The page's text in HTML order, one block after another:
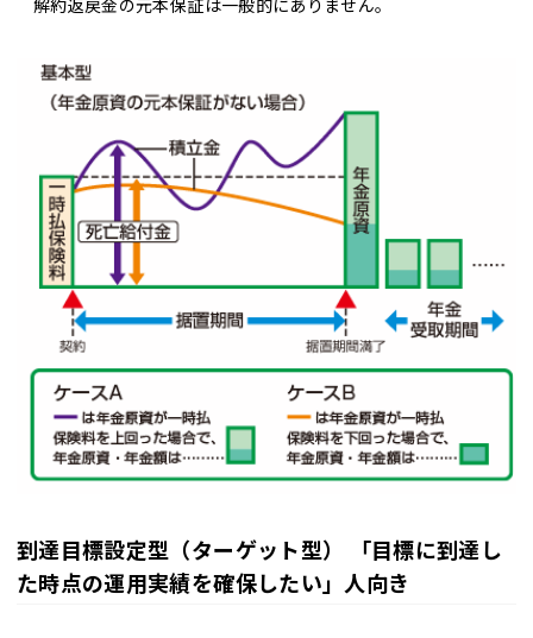
到達目標設定型（ターゲット型） 「目標に到達し
た時点の運用実績を確保したい」人向き